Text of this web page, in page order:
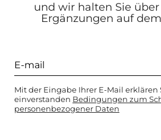
und wir halten Sie
Ergänzungen auf
Mit der Eingabe Ihrer E-Mail erklären
einverstanden Bedingungen zum
personenbezogener Daten